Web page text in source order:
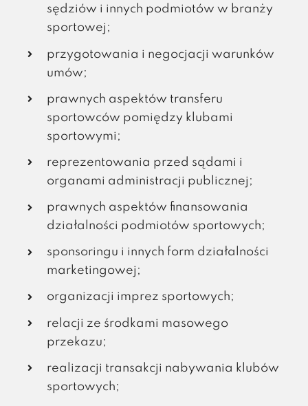
sędziów i innych podmiotów w branży
sportowej;
przygotowania i negocjacji warunków
umów;
prawnych aspektów transferu
sportowców pomiędzy klubami
sportowymi;
reprezentowania przed sądami i
organami administracji publicznej;
prawnych aspektów finansowania
działalności podmiotów sportowych;
sponsoringu i innych form działalności
marketingowej;
organizacji imprez sportowych;
relacji ze środkami masowego
przekazu;
realizacji transakcji nabywania klubów
sportowych;